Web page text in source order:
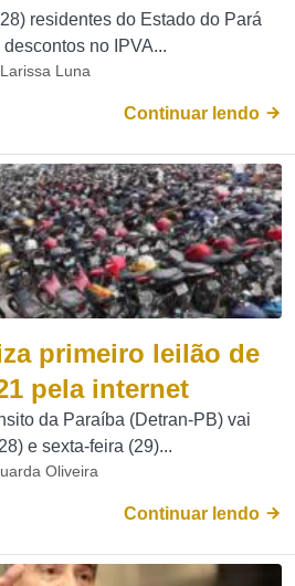
residentes do Estado do Pará
no IPVA...
Luna
Continuar lendo
primeiro leilão de
pela internet
da Paraíba (Detran-PB) vai
e sexta-feira (29)...
Oliveira
Continuar lendo